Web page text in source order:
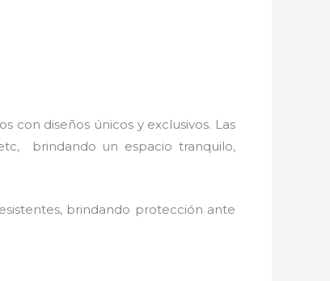
con diseños únicos y exclusivos. Las
brindando un espacio tranquilo,
brindando protección ante